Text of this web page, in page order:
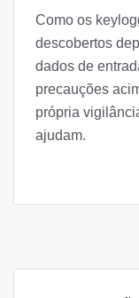
Como os
descobertos
dados de
precauções
própria
ajudam.